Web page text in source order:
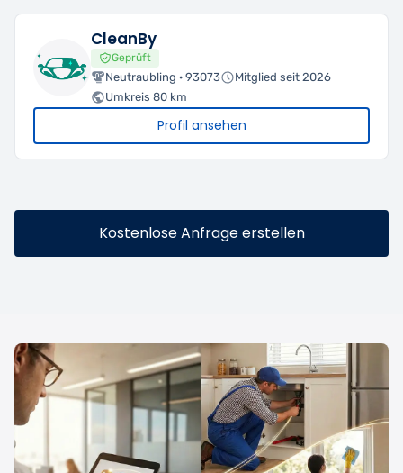
CleanBy
Geprüft
Neutraubling · 93073
Mitglied seit 2026
Umkreis 80 km
Profil ansehen
Kostenlose Anfrage erstellen